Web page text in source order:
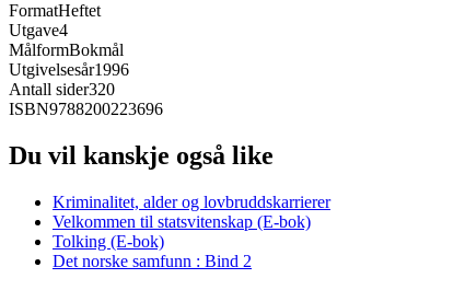
FormatHeftet
Utgave4
MålformBokmål
Utgivelsesår1996
Antall sider320
ISBN9788200223696
Du vil kanskje også like
Kriminalitet, alder og lovbruddskarrierer
Velkommen til statsvitenskap (E-bok)
Tolking (E-bok)
Det norske samfunn : Bind 2